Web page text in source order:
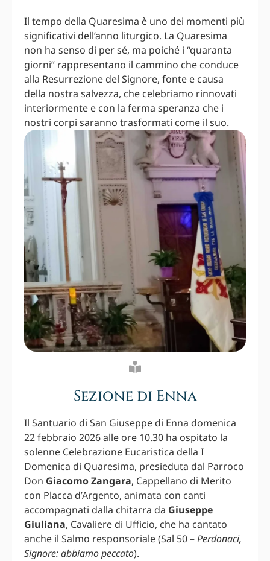
Il tempo della Quaresima è uno dei momenti più
significativi dell’anno liturgico. La Quaresima
non ha senso di per sé, ma poiché i “quaranta
giorni” rappresentano il cammino che conduce
alla Resurrezione del Signore, fonte e causa
della nostra salvezza, che celebriamo rinnovati
interiormente e con la ferma speranza che i
nostri corpi saranno trasformati come il suo.
Sezione di Enna
Il Santuario di San Giuseppe di Enna domenica
22 febbraio 2026 alle ore 10.30 ha ospitato la
solenne Celebrazione Eucaristica della I
Domenica di Quaresima, presieduta dal Parroco
Don Giacomo Zangara, Cappellano di Merito
con Placca d’Argento, animata con canti
accompagnati dalla chitarra da Giuseppe
Giuliana, Cavaliere di Ufficio, che ha cantato
anche il Salmo responsoriale (Sal 50 –Perdonaci,
Signore: abbiamo peccato).